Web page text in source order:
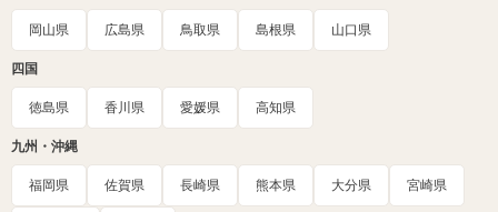
岡山県 広島県 鳥取県 島根県 山口県
四国
徳島県 香川県 愛媛県 高知県
九州・沖縄
福岡県 佐賀県 長崎県 熊本県 大分県 宮崎県